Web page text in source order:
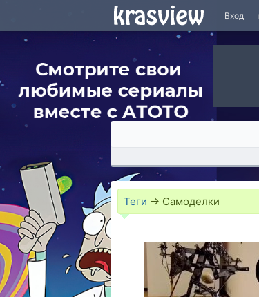
Вход
Теги → Самоделки